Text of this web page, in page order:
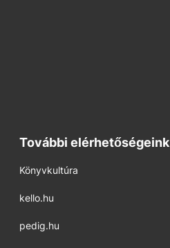
További elérhetőségeink
Könyvkultúra
kello.hu
pedig.hu